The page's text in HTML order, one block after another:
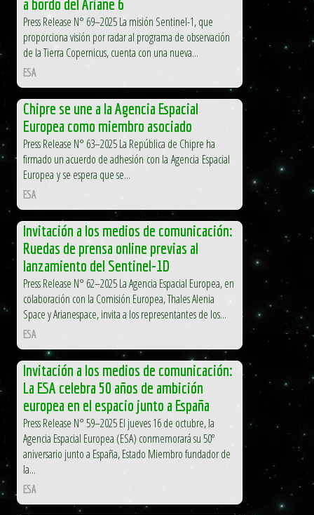
a bordo del Ariane 6
Press Release N° 69–2025 La misión Sentinel-1, que
proporciona visión por radar al programa de observación
de la Tierra Copernicus, cuenta con una nueva...
ESA
Chipre se une a la Agencia Espacial
Europea como miembro asociado
Press Release N° 63–2025 La República de Chipre ha
firmado un acuerdo de adhesión con la Agencia Espacial
Europea y se espera que se...
ESA
Invitación a los medios de comunicación:
Ruedas de prensa online previas al
lanzamiento del Sentinel-1D
Press Release N° 62–2025 La Agencia Espacial Europea, en
colaboración con la Comisión Europea, Thales Alenia
Space y Arianespace, invita a los representantes de los...
ESA
Invitación a los medios de comunicación:
La ESA celebra 50 años de ambición
europea en el espacio junto a España
Press Release N° 59–2025 El jueves 16 de octubre, la
Agencia Espacial Europea (ESA) conmemorará su 50º
aniversario junto a España, Estado Miembro fundador de
la...
ESA